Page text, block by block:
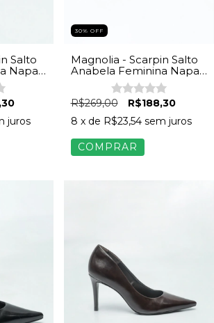
Salto
Napa
juros
30% OFF
Magnolia - Scarpin Salto
Anabela Feminina Napa
R$269,00
R$188,30
8 x de R$23,54 sem juros
COMPRAR